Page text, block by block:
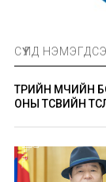
СҮҮЛД
ТӨРИЙН ӨМЧИЙН
ОНЫ ТӨСВИЙН